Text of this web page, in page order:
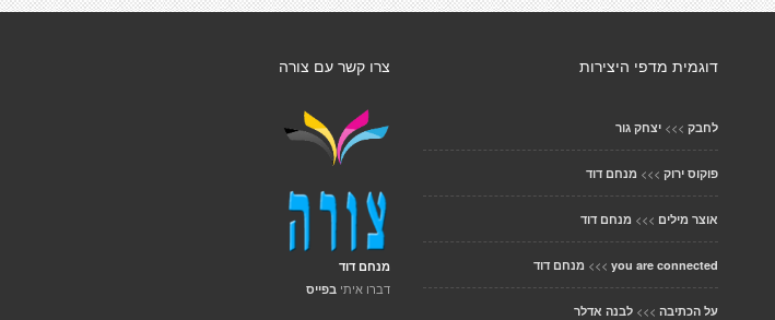
צרו קשר עם צורה
מנחם דוד
דברו איתי בפייס
דוגמית מדפי היצירות
לחבק >>> יצחק גור
פוקוס ירוק >>> מנחם דוד
אוצר מילים >>> מנחם דוד
you are connected
>>> מנחם דוד
על הכתיבה >>> לבנה אדלר